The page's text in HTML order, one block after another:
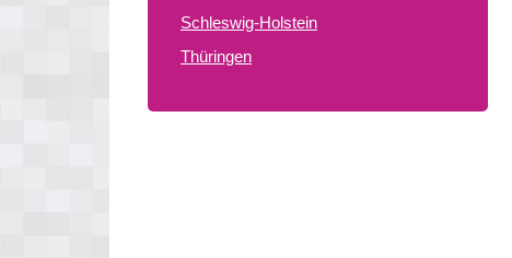
Schleswig-Holstein
Thüringen